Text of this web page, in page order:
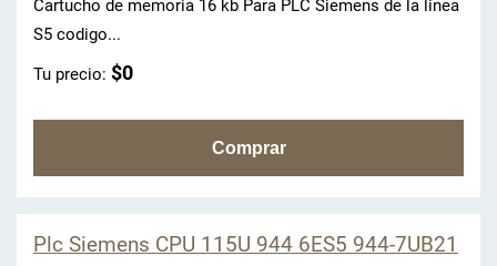
Cartucho de memoria 16 kb Para PLC Siemens de la linea
S5 codigo...
Tu precio: $0
Plc Siemens CPU 115U 944 6ES5 944-7UB21